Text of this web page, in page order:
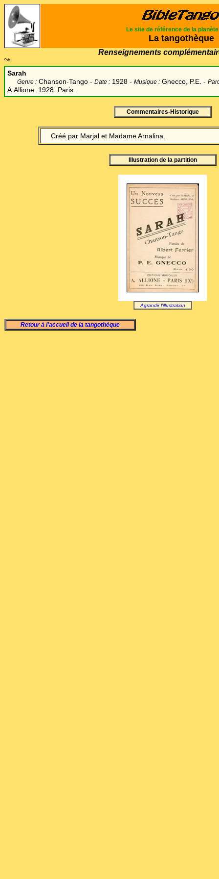
Le site de référence de la planète
La tangothèque
Renseignements
°*
Sarah
Genre : Chanson-Tango - Date : 1928 - Musique : Gnecco, P.E. -
A.Allione. 1928. Paris.
Commentaires-Historique
Créé par Marjal et Madame Arnalina.
Illustration de la partition
Agrandir l'illustration
Retour à l’accueil de la tangothèque